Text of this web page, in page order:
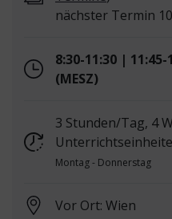
nächster Termin
8:30-11:30 |
(MESZ)
3 Stunden/Tag, 4
Montag - Donnerstag
Vor Ort: Wien